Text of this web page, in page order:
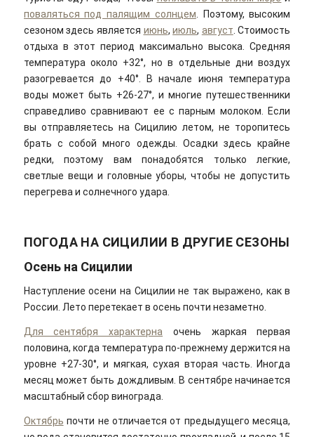
поваляться под палящим солнцем . Поэтому, высоким
сезоном здесь является июнь,июль, август . Стоимость
отдыха в этот период максимально высока. Средняя
температура около +32°, но в отдельные дни воздух
разогревается до +40°. В начале июня температура
воды может быть +26-27°, и многие путешественники
справедливо сравнивают ее с парным молоком. Если
вы отправляетесь на Сицилию летом, не торопитесь
брать с собой много одежды. Осадки здесь крайне
редки, поэтому вам понадобятся только легкие,
светлые вещи и головные уборы, чтобы не допустить
перегрева и солнечного удара.
ПОГОДА НА СИЦИЛИИ В ДРУГИЕ СЕЗОНЫ
Осень на Сицилии
Наступление осени на Сицилии не так выражено, как в
России. Лето перетекает в осень почти незаметно.
Для сентября характерна очень жаркая первая
половина, когда температура по-прежнему держится на
уровне +27-30°, и мягкая, сухая вторая часть. Иногда
месяц может быть дождливым. В сентябре начинается
масштабный сбор винограда.
Октябрь почти не отличается от предыдущего месяца,